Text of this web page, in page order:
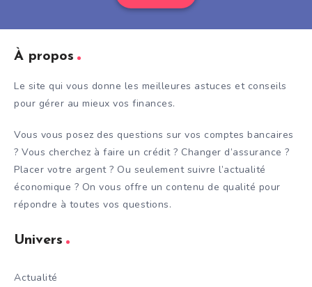
À propos
Le site qui vous donne les meilleures astuces et conseils
pour gérer au mieux vos finances.
Vous vous posez des questions sur vos comptes bancaires
? Vous cherchez à faire un crédit ? Changer d’assurance ?
Placer votre argent ? Ou seulement suivre l’actualité
économique ? On vous offre un contenu de qualité pour
répondre à toutes vos questions.
Univers
Actualité